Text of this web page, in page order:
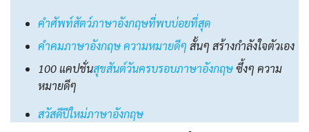
คำศัพท์สัตว์ภาษาอังกฤษที่พบบ่อยที่สุด
คําคมภาษาอังกฤษ ความหมายดีๆ สั้นๆ สร้างกำลังใจตัวเอง
100 แคปชั่นสุขสันต์วันครบรอบภาษาอังกฤษซึ้งๆ ความ
หมายดีๆ
สวัสดีปีใหม่ภาษาอังกฤษ